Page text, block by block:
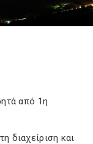
από 1η
διαχείριση και